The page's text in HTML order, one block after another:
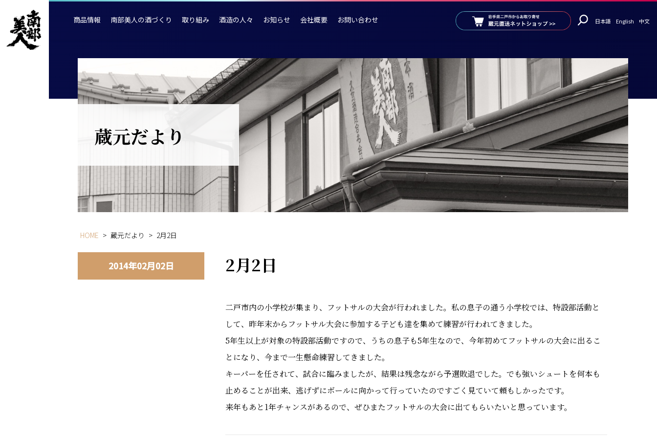
商品情報 南部美人の酒づくり 取り組み 酒造の人々 お知らせ 会社概要 お問い合わせ 日本語 English 中文
蔵元だより
HOME > 蔵元だより > 2月2日
2014年02月02日 2月2日
二戸市内の小学校が集まり、フットサルの大会が行われました。私の息子の通う小学校では、特設部活動と
して、昨年末からフットサル大会に参加する子ども達を集めて練習が行われてきました。
5年生以上が対象の特設部活動ですので、うちの息子も5年生なので、今年初めてフットサルの大会に出るこ
とになり、今まで一生懸命練習してきました。
キーパーを任されて、試合に臨みましたが、結果は残念ながら予選敗退でした。でも強いシュートを何本も
止めることが出来、逃げずにボールに向かって行っていたのですごく見ていて頼もしかったです。
来年もあと1年チャンスがあるので、ぜひまたフットサルの大会に出てもらいたいと思っています。